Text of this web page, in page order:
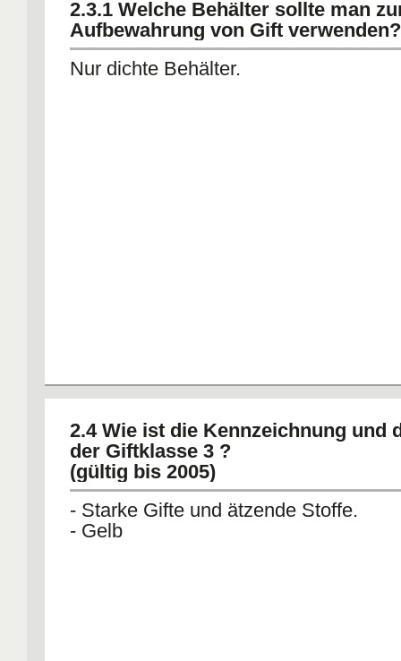
2.3.1 Welche Behälter sollte man
Aufbewahrung von Gift verwenden?
Nur dichte Behälter.
2.4 Wie ist die Kennzeichnung und
der Giftklasse 3 ?
(gültig bis 2005)
- Starke Gifte und ätzende Stoffe.
- Gelb